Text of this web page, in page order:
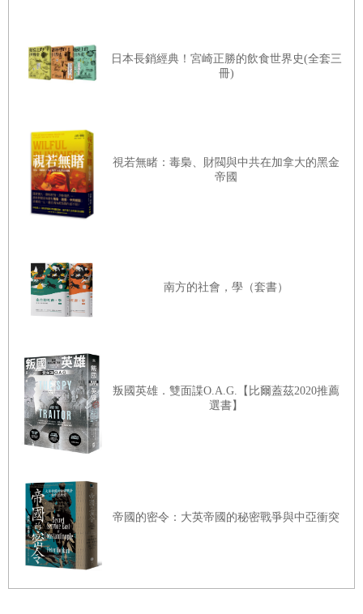
第三章 中國世界觀的變與常──歷史考察
古典中國世界觀中的戰略現實主義
朝貢國家體系
馬列主義世界觀、毛澤東與中國共產黨
毛澤東對辯證唯物主義及歷史唯物主義的詮釋
生的事情。儘管在試圖穿透中共決策機制的那些不透明內在
時，我們仍然覺得「有如透過玻璃觀看，模糊不清」。
基於這些原因，我恭敬地忽略了學術導師給我的明智建議
──亦即盡可能限縮定義博士研究的主題，以便盡可能嚴謹
論證我所提出的論點。相反地，沒什麼是比「習近平的真實
題。它會帶來一系列經驗上及方法論上的問題，包含我們如
何連結習近平的意識形態及其真實想法。它還會遇到另外一
個問題：我們要如何確認中國近期的意識形態改變有多大程
便如此，儘管對世界其他地區來說，中共的內部決策世界基
本上仍不透明，黨領導層還是有對整體政治體系公開傳達宏
觀意識形態改變的基本需求。此外，這些廣泛且乍看之下往
往難以理解的意識形態溝通，影響力其實遠遠超過詳細的機
密黨內通報，而外國人通常看不見。事實上，這類意識形態
資訊通常設定了內部政治與政策裡頭更細緻論述的範疇。
這就引出了我進行這份論文研究，並將之轉化成易讀形式書
籍的最後目的。當代西方漢學的大部分問題在於，儘管已有
日本長銷經典！宮崎正勝的飲食世界史(全套三
冊)
視若無睹：毒梟、財閥與中共在加拿大的黑金
帝國
南方的社會，學（套書）
叛國英雄．雙面諜O.A.G.【比爾蓋茲2020推薦
選書】
帝國的密令：大英帝國的秘密戰爭與中亞衝突